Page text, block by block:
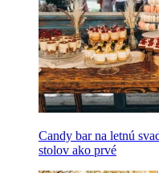
Candy bar na letnú
stolov ako prvé